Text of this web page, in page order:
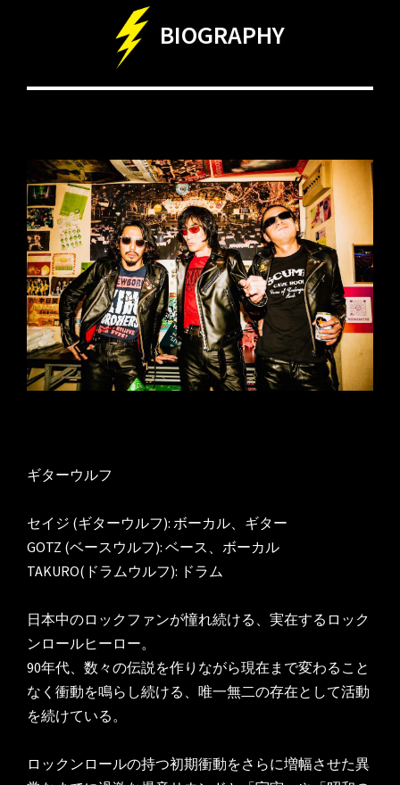
BIOGRAPHY
ギターウルフ
セイジ (ギターウルフ): ボーカル、ギター
GOTZ (ベースウルフ): ベース、ボーカル
TAKURO(ドラムウルフ): ドラム
日本中のロックファンが憧れ続ける、実在するロック
ンロールヒーロー。
90年代、数々の伝説を作りながら現在まで変わること
なく衝動を鳴らし続ける、唯一無二の存在として活動
を続けている。
ロックンロールの持つ初期衝動をさらに増幅させた異